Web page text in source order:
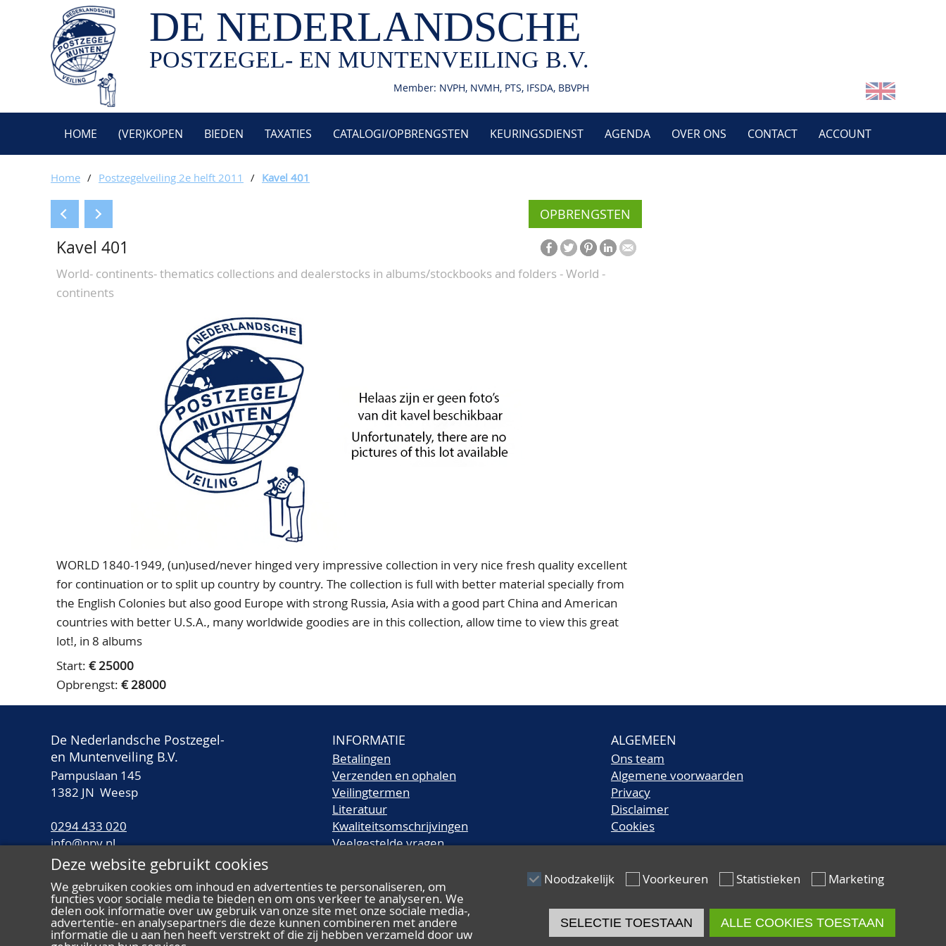
DE NEDERLANDSCHE
POSTZEGEL- EN MUNTENVEILING B.V.
Member: NVPH, NVMH, PTS, IFSDA, BBVPH
HOME (VER)KOPEN BIEDEN TAXATIES CATALOGI/OPBRENGSTEN KEURINGSDIENST AGENDA OVER ONS CONTACT ACCOUNT
Home / Postzegelveiling 2e helft 2011 / Kavel 401
OPBRENGSTEN
Kavel 401
World- continents- thematics collections and dealerstocks in albums/stockbooks and folders - World -
continents
WORLD 1840-1949, (un)used/never hinged very impressive collection in very nice fresh quality excellent
for continuation or to split up country by country. The collection is full with better material specially from
the English Colonies but also good Europe with strong Russia, Asia with a good part China and American
countries with better U.S.A., many worldwide goodies are in this collection, allow time to view this great
lot!, in 8 albums
Start: € 25000
Opbrengst: € 28000
De Nederlandsche Postzegel-
en Muntenveiling B.V.
Pampuslaan 145
1382 JN Weesp
0294 433 020
info@npv.nl
Openingstijden:
Maandag t/m vrijdag van 10.00 tot 16.00 uur
INFORMATIE
Betalingen
Verzenden en ophalen
Veilingtermen
Literatuur
Kwaliteitsomschrijvingen
Veelgestelde vragen
ALGEMEEN
Ons team
Algemene voorwaarden
Privacy
Disclaimer
Cookies
Deze website gebruikt cookies
We gebruiken cookies om inhoud en advertenties te personaliseren, om
functies voor sociale media te bieden en om ons verkeer te analyseren. We
delen ook informatie over uw gebruik van onze site met onze sociale media-,
advertentie- en analysepartners die deze kunnen combineren met andere
informatie die u aan hen heeft verstrekt of die zij hebben verzameld door uw
Noodzakelijk Voorkeuren Statistieken Marketing
SELECTIE TOESTAAN ALLE COOKIES TOESTAAN